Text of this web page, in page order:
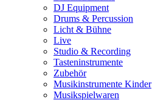
DJ Equipment
Drums & Percussion
Licht & Bühne
Live
Studio & Recording
Tasteninstrumente
Zubehör
Musikinstrumente Kinder
Musikspielwaren